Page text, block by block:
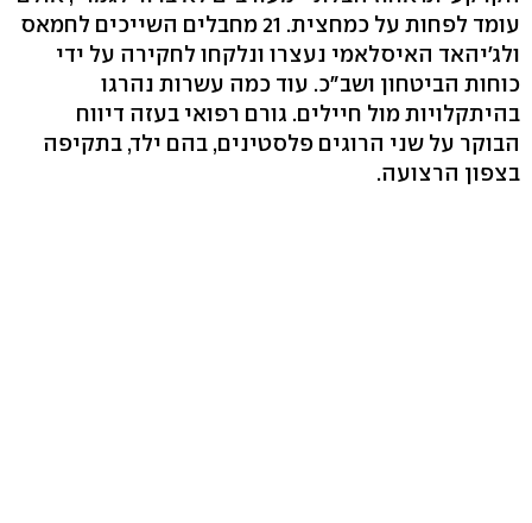
עומד לפחות על כמחצית. 21 מחבלים השייכים לחמאס
ולג'יהאד האיסלאמי נעצרו ונלקחו לחקירה על ידי
כוחות הביטחון ושב"כ. עוד כמה עשרות נהרגו
בהיתקלויות מול חיילים. גורם רפואי בעזה דיווח
הבוקר על שני הרוגים פלסטינים, בהם ילד, בתקיפה
בצפון הרצועה.